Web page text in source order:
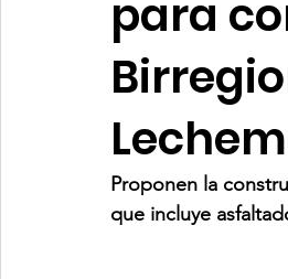
para
Proponen la
que incluye